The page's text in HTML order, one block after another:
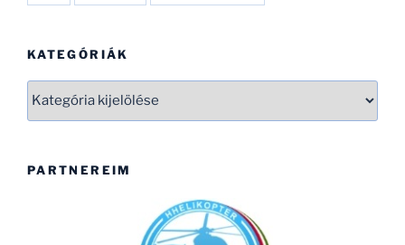
KATEGÓRIÁK
PARTNEREIM